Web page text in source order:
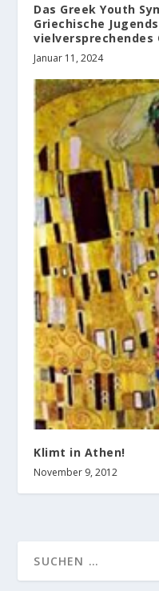
Das Greek Youth
Griechische
vielversprechendes
Januar 11, 2024
Klimt in Athen!
November 9, 2012